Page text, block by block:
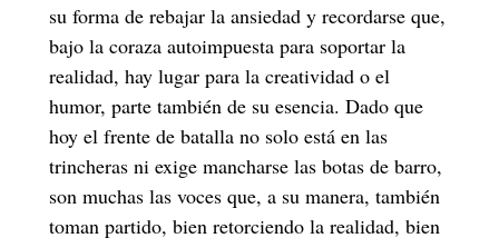
su forma de rebajar la ansiedad y recordarse que,
bajo la coraza autoimpuesta para soportar la
realidad, hay lugar para la creatividad o el
humor, parte también de su esencia. Dado que
hoy el frente de batalla no solo está en las
trincheras ni exige mancharse las botas de barro,
son muchas las voces que, a su manera, también
toman partido, bien retorciendo la realidad, bien